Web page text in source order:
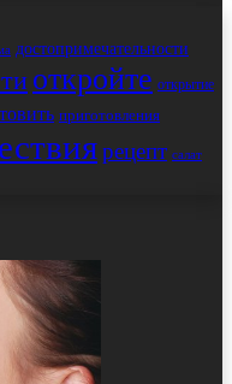
достопримечательности
откройте открытие
приготовления
рецепт салат